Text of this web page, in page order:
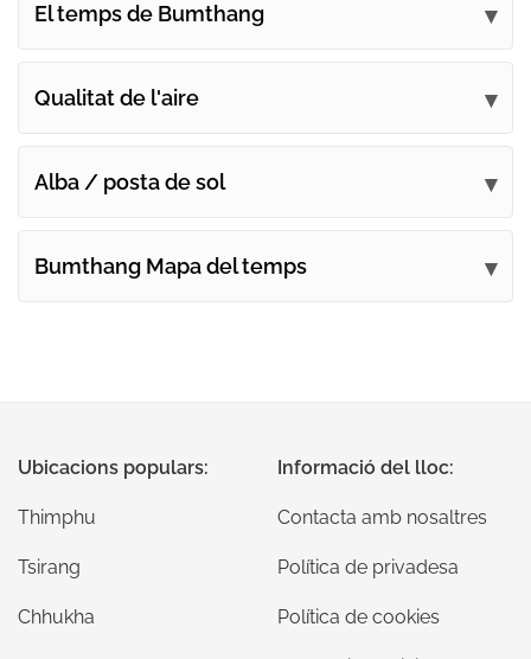
El temps de Bumthang
Qualitat de l'aire
Alba / posta de sol
Bumthang Mapa del temps
Ubicacions populars:
Thimphu
Tsirang
Chhukha
Informació del lloc:
Contacta amb nosaltres
Política de privadesa
Política de cookies